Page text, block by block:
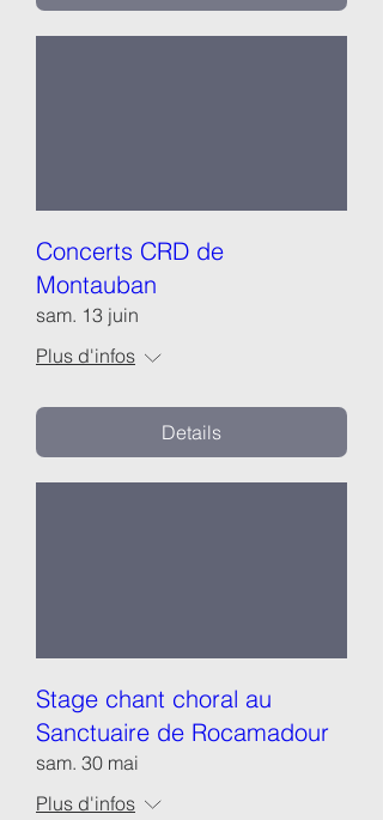
Concerts CRD de
Montauban
sam. 13 juin
Plus d'infos
Details
Stage chant choral au
Sanctuaire de Rocamadour
sam. 30 mai
Plus d'infos